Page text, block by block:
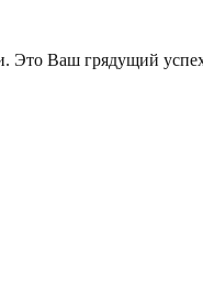
Это Ваш грядущий